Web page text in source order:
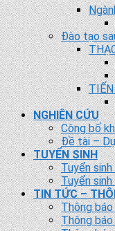
Đào tạo
NGHIÊN CỨU
Công bố
Đề tài –
TUYỂN SINH
Tuyển
Tuyển
TIN TỨC –
Thông
Thông